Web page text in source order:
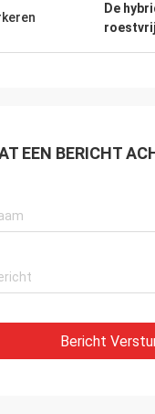
De
EEN BERICHT
Bericht